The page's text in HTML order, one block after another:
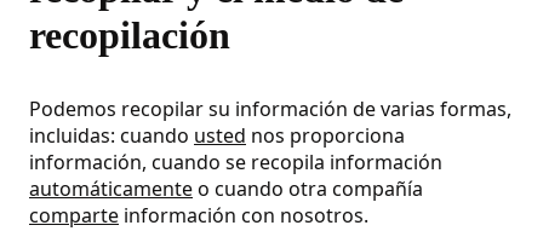
recopilación
Podemos recopilar su información de varias formas,
incluidas: cuando usted nos proporciona
información, cuando se recopila información
automáticamenteo cuando otra compañía
comparte información con nosotros.